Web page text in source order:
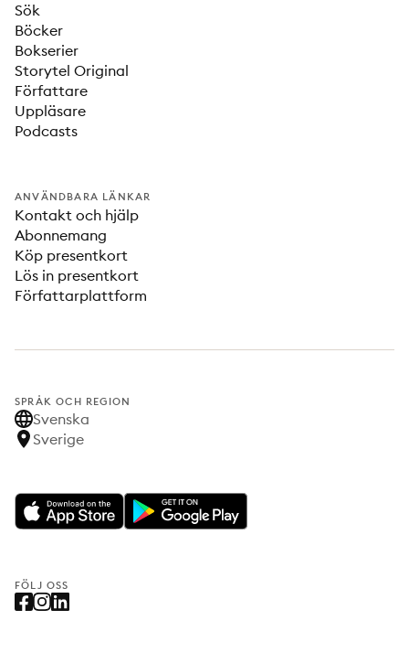
Sök
Böcker
Bokserier
Storytel Original
Författare
Uppläsare
Podcasts
ANVÄNDBARA LÄNKAR
Kontakt och hjälp
Abonnemang
Köp presentkort
Lös in presentkort
Författarplattform
SPRÅK OCH REGION
Svenska
Sverige
FÖLJ OSS